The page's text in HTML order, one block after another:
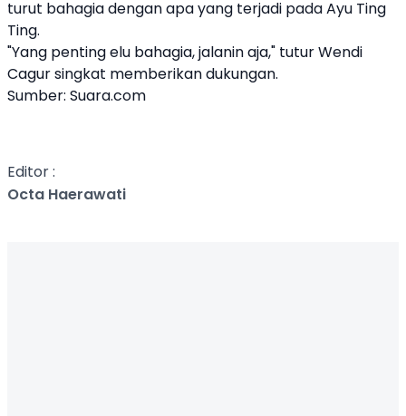
turut bahagia dengan apa yang terjadi pada Ayu Ting
Ting.
"Yang penting elu bahagia, jalanin aja," tutur Wendi
Cagur singkat memberikan dukungan.
Sumber: Suara.com
Editor :
Octa Haerawati